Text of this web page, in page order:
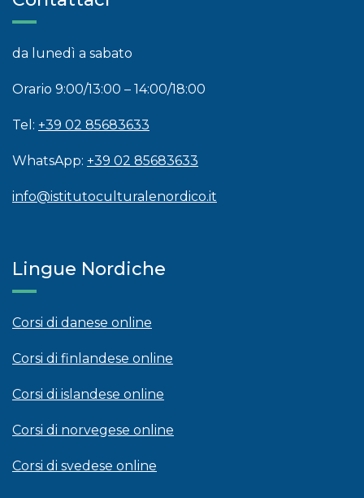
da lunedì a sabato
Orario 9:00/13:00 – 14:00/18:00
Tel: +39 02 85683633
WhatsApp: +39 02 85683633
info@istitutoculturalenordico.it
Lingue Nordiche
Corsi di danese online
Corsi di finlandese online
Corsi di islandese online
Corsi di norvegese online
Corsi di svedese online